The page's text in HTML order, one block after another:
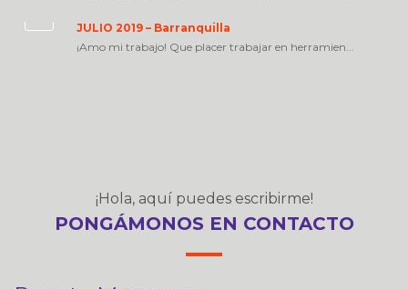
JULIO 2019 – Barranquilla
¡Amo mi trabajo! Que placer trabajar en herramien...
¡Hola, aquí puedes escribirme!
PONGÁMONOS EN CONTACTO